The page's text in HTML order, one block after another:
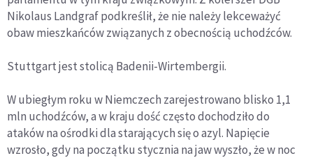
Nikolaus Landgraf podkreślił, że nie należy lekceważyć
obaw mieszkańców związanych z obecnością uchodźców.
Stuttgart jest stolicą Badenii-Wirtembergii.
W ubiegłym roku w Niemczech zarejestrowano blisko 1,1
mln uchodźców, a w kraju dość często dochodziło do
ataków na ośrodki dla starających się o azyl. Napięcie
wzrosło, gdy na początku stycznia na jaw wyszło, że w noc